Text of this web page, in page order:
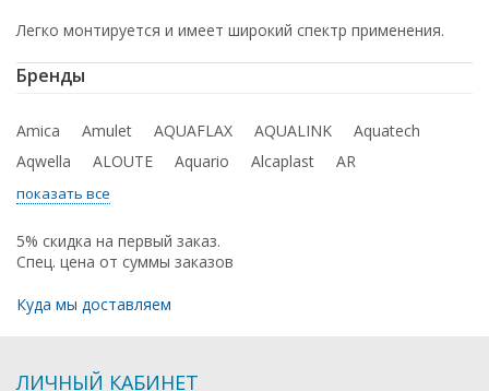
Легко монтируется и имеет широкий спектр применения.
Бренды
Amica Amulet AQUAFLAX AQUALINK
Aquatech
Aqwella
ALOUTE Aquario Alcaplast AR
показать все
5% скидка на первый заказ.
Спец. цена от суммы заказов
Куда мы доставляем
ЛИЧНЫЙ КАБИНЕТ